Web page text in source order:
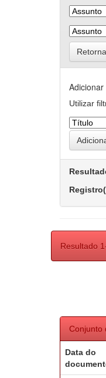
Adicionar
Utilizar
Resultado
Conjunto
Data do